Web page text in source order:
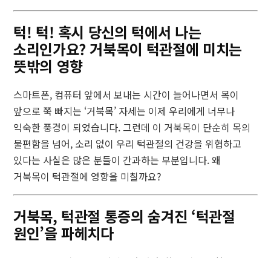
턱! 턱! 혹시 당신의 턱에서 나는
소리인가요? 거북목이 턱관절에 미치는
뜻밖의 영향
스마트폰, 컴퓨터 앞에서 보내는 시간이 늘어나면서 목이
앞으로 쭉 빠지는 ‘거북목’ 자세는 이제 우리에게 너무나
익숙한 풍경이 되었습니다. 그런데 이 거북목이 단순히 목의
불편함을 넘어, 소리 없이 우리 턱관절의 건강을 위협하고
있다는 사실은 많은 분들이 간과하는 부분입니다. 왜
거북목이 턱관절에 영향을 미칠까요?
거북목, 턱관절 통증의 숨겨진 ‘턱관절
원인’을 파헤치다